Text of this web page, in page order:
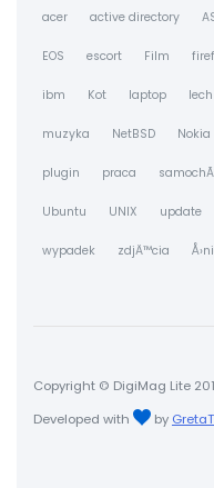
acer active directory
EOS escort Film
ibm Kot laptop lech
muzyka NetBSD Nokia
plugin praca
Ubuntu UNIX update
wypadek zdjÄ™cia
Copyright © DigiMag Lite
Developed with
by